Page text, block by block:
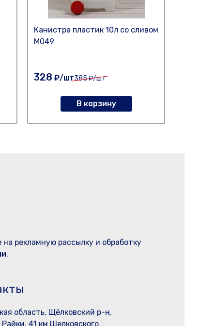
Канистра пластик 10л со сливом
М049
328 ₽/шт385₽/шт
В корзину
рекламную рассылку и обработку
.
область, Щёлковский р-н,
41 км Щелковского